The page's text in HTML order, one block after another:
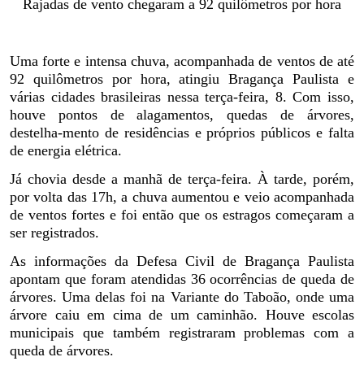
Rajadas de vento chegaram a 92 quilômetros por hora
Uma forte e intensa chuva, acompanhada de ventos de até
92 quilômetros por hora, atingiu Bragança Paulista e
várias cidades brasileiras nessa terça-feira, 8. Com isso,
houve pontos de alagamentos, quedas de árvores,
destelha-mento de residências e próprios públicos e falta
de energia elétrica.
Já chovia desde a manhã de terça-feira. À tarde, porém,
por volta das 17h, a chuva aumentou e veio acompanhada
de ventos fortes e foi então que os estragos começaram a
ser registrados.
As informações da Defesa Civil de Bragança Paulista
apontam que foram atendidas 36 ocorrências de queda de
árvores. Uma delas foi na Variante do Taboão, onde uma
árvore caiu em cima de um caminhão. Houve escolas
municipais que também registraram problemas com a
queda de árvores.